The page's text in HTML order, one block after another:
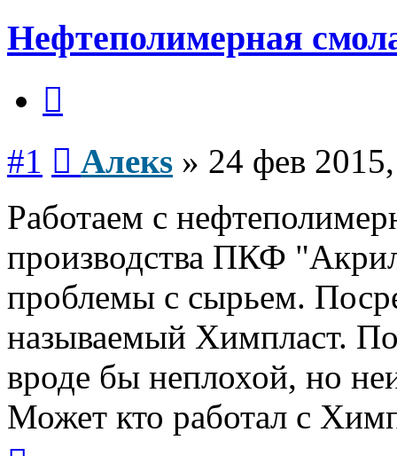
Нефтеполимерная
#1 Алекs » 24 фев
Работаем с
производства ПКФ
проблемы с сырьем.
называемый Химпласт. По
вроде бы неплохой, но
Может кто работал с